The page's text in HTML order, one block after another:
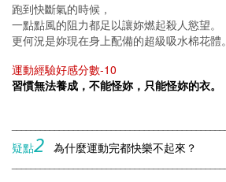
跑到快斷氣的時候，
一點點風的阻力都足以讓妳燃起殺人慾望。
更何況是妳現在身上配備的超級吸水棉花體。
運動經驗好感分數-10
習慣無法養成，不能怪妳，只能怪妳的衣。
疑點2 為什麼運動完都快樂不起來？